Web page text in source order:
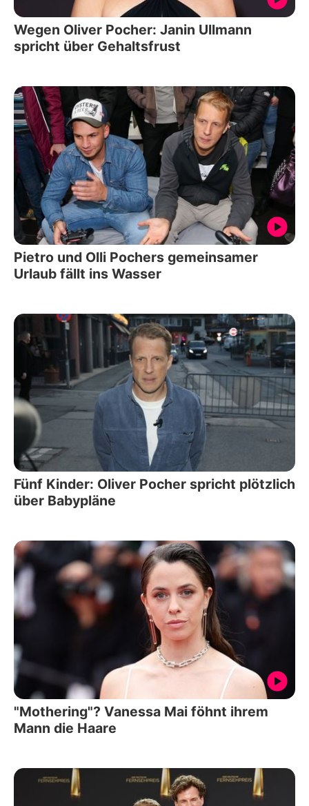
Wegen Oliver Pocher: Janin Ullmann
spricht über Gehaltsfrust
Pietro und Olli Pochers gemeinsamer
Urlaub fällt ins Wasser
Fünf Kinder: Oliver Pocher spricht plötzlich
über Babypläne
"Mothering"? Vanessa Mai föhnt ihrem
Mann die Haare